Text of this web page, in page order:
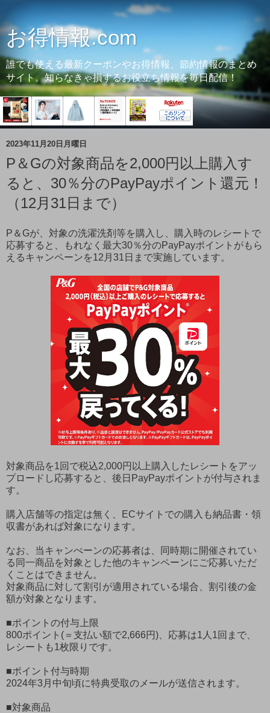
お得情報.com
誰でも使える最新クーポンやお得情報、節約情報のまとめ
サイト。知らなきゃ損するお役立ち情報を毎日配信！
2023年11月20日月曜日
P＆Gの対象商品を2,000円以上購入す
ると、30％分のPayPayポイント還元！
（12月31日まで）
P＆Gが、対象の洗濯洗剤等を購入し、購入時のレシートで
応募すると、もれなく最大30％分のPayPayポイントがもら
えるキャンペーンを12月31日まで実施しています。
対象商品を1回で税込2,000円以上購入したレシートをアッ
プロードし応募すると、後日PayPayポイントが付与されま
す。
購入店舗等の指定は無く、ECサイトでの購入も納品書・領
収書があれば対象になります。
なお、当キャンぺーンの応募者は、同時期に開催されてい
る同一商品を対象とした他のキャンペーンにご応募いただ
くことはできません。
対象商品に対して割引が適用されている場合、割引後の金
額が対象となります。
■ポイントの付与上限
800ポイント(＝支払い額で2,666円)、応募は1人1回まで、
レシートも1枚限りです。
■ポイント付与時期
2024年3月中旬頃に特典受取のメールが送信されます。
■対象商品